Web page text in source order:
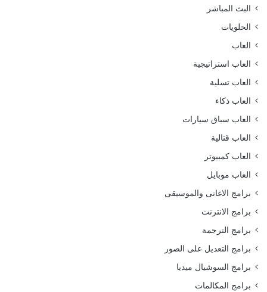
البث المباشر
الحلويات
العاب
العاب استراتيجية
العاب تسلية
العاب ذكاء
العاب سباق سيارات
العاب قتالية
العاب كمبيوتر
العاب موبايل
برامج الاغانى والموسيقى
برامج الانترنت
برامج الترجمة
برامج التعديل على الصور
برامج السوشيال ميديا
برامج المكالمات